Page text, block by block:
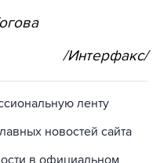
/Интерфакс/
ленту
новостей сайта
в официальном